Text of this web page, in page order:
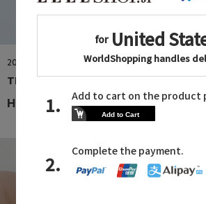
2026.08.06
TIARA
HIT ITEMS